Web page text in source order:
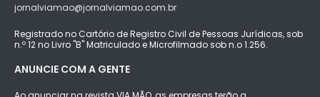
jornalviamao@jornalviamao.com.br
Registrado no Cartório de Registro Civil de Pessoas Jurídicas, sob
n.º 12 no Livro "B" Matriculado e Microfilmado sob n.o 1.256.
ANUNCIE COM A GENTE